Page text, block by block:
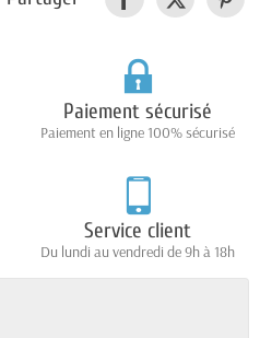
Paiement sécurisé
Paiement en ligne 100% sécurisé
Service client
Du lundi au vendredi de 9h à 18h